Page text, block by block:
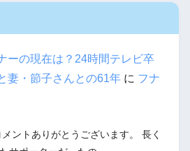
ーの現在は？24時間テレビ卒
妻・節子さんとの61年に フナ
ントありがとうございます。 長く